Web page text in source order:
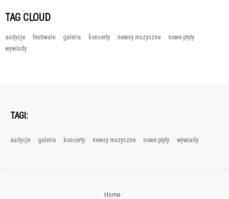
TAG CLOUD
audycje festiwale galeria koncerty newsy muzyczne
nowe płyty
wywiady
TAGI:
audycje galeria koncerty newsy muzyczne nowe płyty wywiady
Home